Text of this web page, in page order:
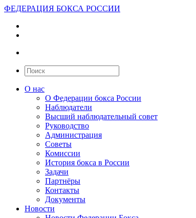
ФЕДЕРАЦИЯ БОКСА РОССИИ
О нас
О Федерации бокса России
Наблюдатели
Высший наблюдательный совет
Руководство
Администрация
Советы
Комиссии
История бокса в России
Задачи
Партнёры
Контакты
Документы
Новости